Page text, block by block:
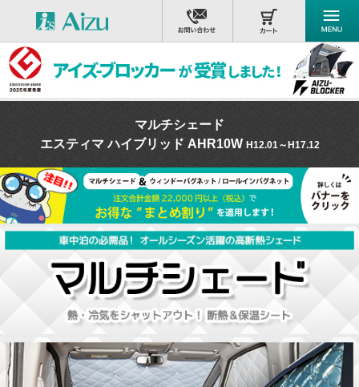
マルチシェード
エスティマ ハイブリッド AHR10W H12.01～H17.12